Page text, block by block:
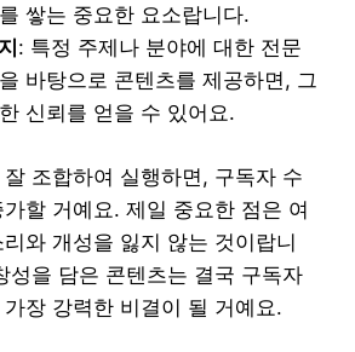
쌓는 중요한 요소랍니다.
: 특정 주제나 분야에 대한 전문
바탕으로 콘텐츠를 제공하면, 그
신뢰를 얻을 수 있어요.
조합하여 실행하면, 구독자 수
할 거예요. 제일 중요한 점은 여
와 개성을 잃지 않는 것이랍니
성을 담은 콘텐츠는 결국 구독자
장 강력한 비결이 될 거예요.